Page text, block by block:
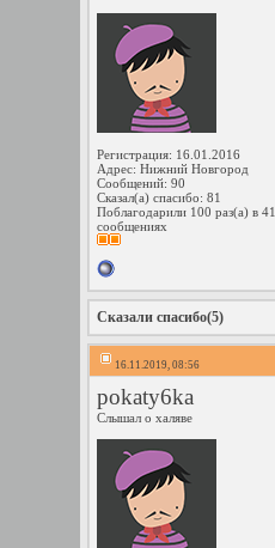
Регистрация: 16.01.2016
Адрес: Нижний Новгород
Сообщений: 90
Сказал(а) спасибо: 81
Поблагодарили 100 раз(а) в 41
сообщениях
Сказали спасибо(5)
16.11.2019, 08:56
pokaty6ka
Слышал о халяве